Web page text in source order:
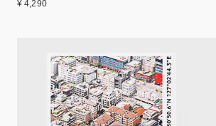
¥ 4,290